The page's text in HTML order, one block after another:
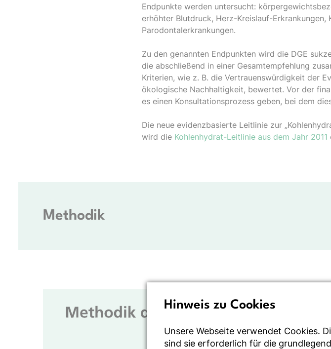
Endpunkte werden untersucht:
erhöhter Blutdruck, Herz-Kreislauf-Erkrankungen,
Parodontalerkrankungen.
Zu den genannten Endpunkten wird die DGE
die abschließend in einer Gesamtempfehlung
Kriterien, wie z. B. die Vertrauenswürdigkeit der
ökologische Nachhaltigkeit, bewertet. Vor der
es einen Konsultationsprozess geben, bei dem
Die neue evidenzbasierte Leitlinie zur
wird die Kohlenhydrat-Leitlinie aus dem Jahr 2011
Methodik
Hinweis zu Cookies
Unsere Webseite verwendet Cookies.
sind sie erforderlich für die